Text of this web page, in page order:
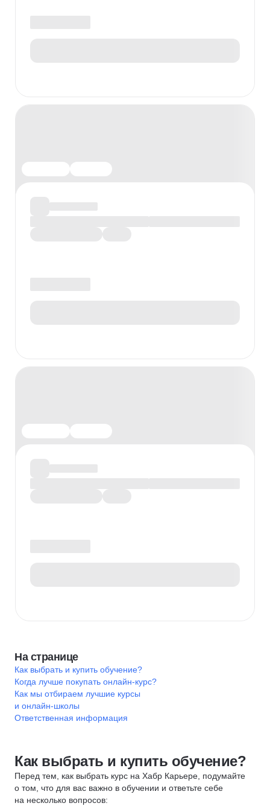
На странице
Как выбрать и купить обучение?
Когда лучше покупать онлайн-курс?
Как мы отбираем лучшие курсы
и онлайн-школы
Ответственная информация
Как выбрать и купить обучение?
Перед тем, как выбрать курс на Хабр Карьере, подумайте
о том, что для вас важно в обучении и ответьте себе
на несколько вопросов: